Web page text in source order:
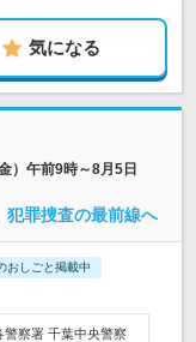
気になる
）午前9時～8月5日
犯罪捜査の最前線へ
おしごと掲載中
警察署 千葉中央警察